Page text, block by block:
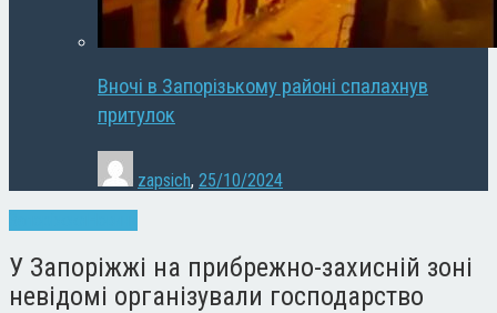
Вночі в Запорізькому районі спалахнув
притулок
zapsich, 25/10/2024
У Запоріжжі на прибрежно-захисній зоні
невідомі організували господарство